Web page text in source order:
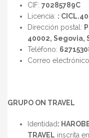
CIF: 70285789C
Licencia: :
Dirección postal:
40002, Segovia,
Teléfono:
Correo
GRUPO ON TRAVEL
Identidad:
TRAVEL inscrita